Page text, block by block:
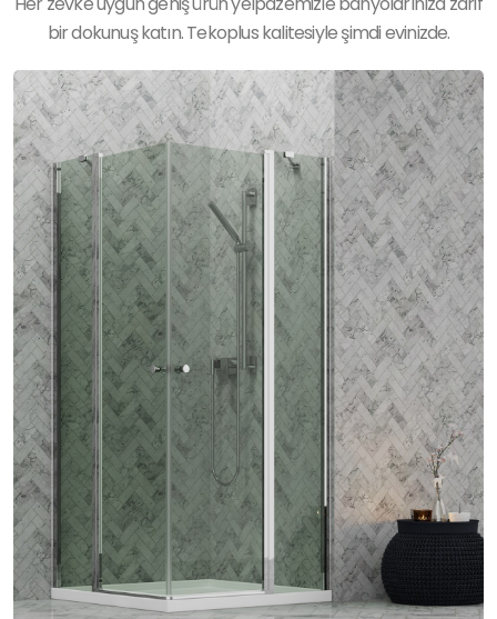
bir dokunuş katın. Tekoplus kalitesiyle şimdi evinizde.